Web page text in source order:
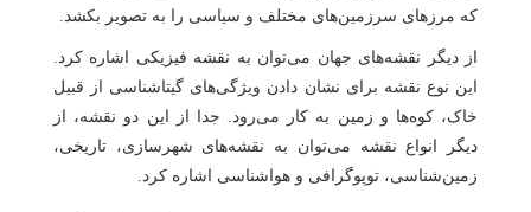
که مرزهای سرزمین‌های مختلف و سیاسی را به تصویر بکشد.
از دیگر نقشه‌های جهان می‌توان به نقشه فیزیکی اشاره کرد.
این نوع نقشه برای نشان دادن ویژگی‌های گیتاشناسی از قبیل
خاک، کوه‌ها و زمین به کار می‌رود. جدا از این دو نقشه، از
دیگر انواع نقشه می‌توان به نقشه‌های شهرسازی، تاریخی،
زمین‌شناسی، توپوگرافی و هواشناسی اشاره کرد.